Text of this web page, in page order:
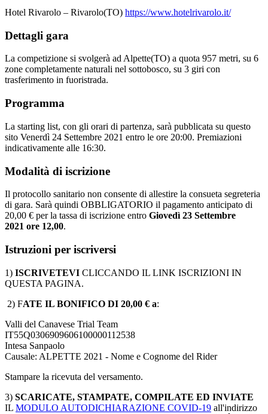
Hotel Rivarolo – Rivarolo(TO) https://www.hotelrivarolo.it/
Dettagli gara
La competizione si svolgerà ad Alpette(TO) a quota 957 metri, su 6
zone completamente naturali nel sottobosco, su 3 giri con
trasferimento in fuoristrada.
Programma
La starting list, con gli orari di partenza, sarà pubblicata su questo
sito Venerdì 24 Settembre 2021 entro le ore 20:00. Premiazioni
indicativamente alle 16:30.
Modalità di iscrizione
Il protocollo sanitario non consente di allestire la consueta segreteria
di gara. Sarà quindi OBBLIGATORIO il pagamento anticipato di
20,00 € per la tassa di iscrizione entro Giovedì 23 Settembre
2021 ore 12,00.
Istruzioni per iscriversi
1) ISCRIVETEVI CLICCANDO IL LINK ISCRIZIONI IN
QUESTA PAGINA.
2) FATE IL BONIFICO DI 20,00 € a:
Valli del Canavese Trial Team
IT55Q0306909606100000112538
Intesa Sanpaolo
Causale: ALPETTE 2021 - Nome e Cognome del Rider
Stampare la ricevuta del versamento.
3) SCARICATE, STAMPATE, COMPILATE ED INVIATE
IL MODULO AUTODICHIARAZIONE COVID-19 all'indirizzo